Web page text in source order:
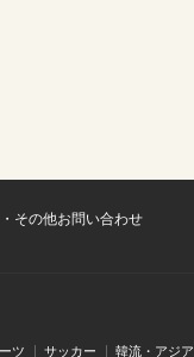
その他お問い合わせ
ツ サッカー 韓流・アジア